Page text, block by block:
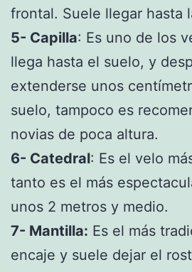
frontal. Suele llegar hasta
5- Capilla: Es uno de los
llega hasta el suelo, y
extenderse unos
suelo, tampoco es
novias de poca altura.
6- Catedral: Es el velo
tanto es el más
unos 2 metros y medio.
7- Mantilla: Es el más
encaje y suele dejar el